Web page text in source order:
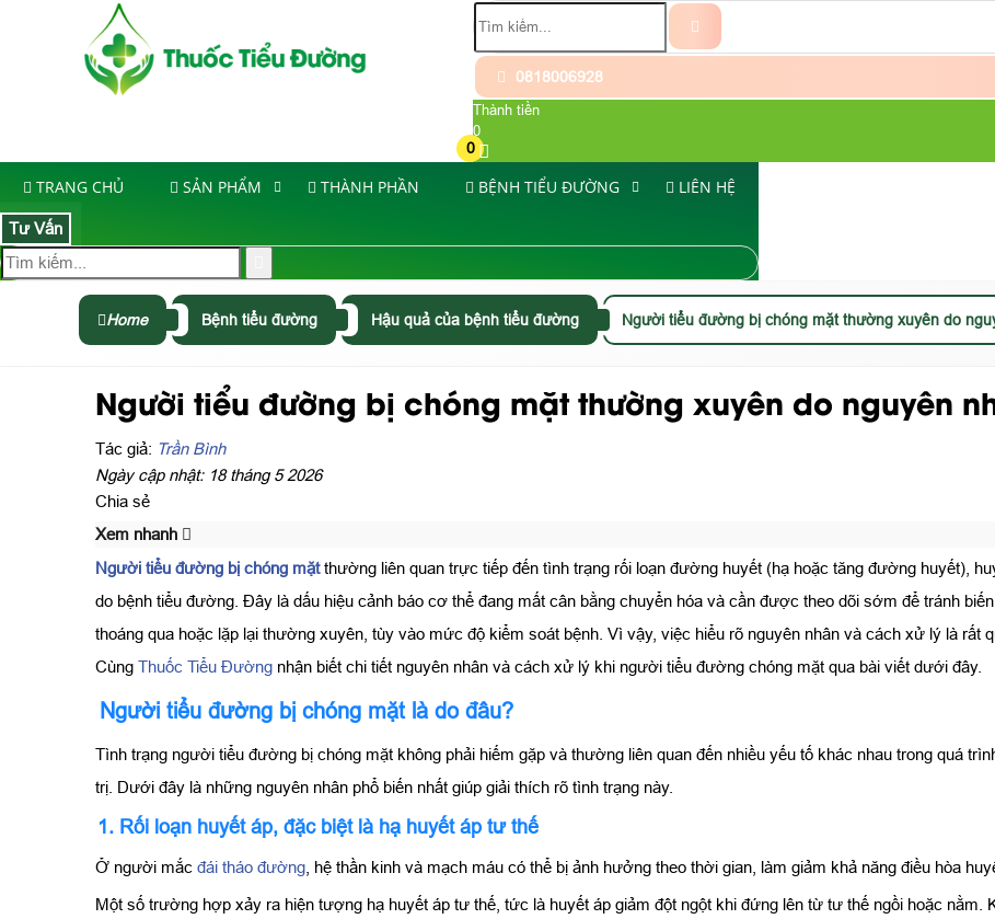
0818006928
Thành tiền
0
0
TRANG CHỦ SẢN PHẨM THÀNH PHẦN BỆNH TIỂU ĐƯỜNG LIÊN HỆ
Tư Vấn
Home Bệnh tiểu đường Hậu quả của bệnh tiểu đường Người tiểu đường bị chóng mặt thường xuyên do
Người tiểu đường bị chóng mặt thường xuyên do nguyên
Tác giả: Trần Bình
Ngày cập nhật: 18 tháng 5 2026
Chia sẻ
Xem nhanh
Người tiểu đường bị chóng mặtthường liên quan trực tiếp đến tình trạng rối loạn đường huyết (hạ hoặc tăng đường huyết),
do bệnh tiểu đường. Đây là dấu hiệu cảnh báo cơ thể đang mất cân bằng chuyển hóa và cần được theo dõi sớm để tránh
thoáng qua hoặc lặp lại thường xuyên, tùy vào mức độ kiểm soát bệnh. Vì vậy, việc hiểu rõ nguyên nhân và cách xử lý là rất
Cùng Thuốc Tiểu Đường nhận biết chi tiết nguyên nhân và cách xử lý khi người tiểu đường chóng mặt qua bài viết dưới đây.
Người tiểu đường bị chóng mặt là do đâu?
Tình trạng người tiểu đường bị chóng mặt không phải hiếm gặp và thường liên quan đến nhiều yếu tố khác nhau trong quá
trị. Dưới đây là những nguyên nhân phổ biến nhất giúp giải thích rõ tình trạng này.
1. Rối loạn huyết áp, đặc biệt là hạ huyết áp tư thế
Ở người mắc đái tháo đường , hệ thần kinh và mạch máu có thể bị ảnh hưởng theo thời gian, làm giảm khả năng điều hòa
Một số trường hợp xảy ra hiện tượng hạ huyết áp tư thế, tức là huyết áp giảm đột ngột khi đứng lên từ tư thế ngồi hoặc nằm.